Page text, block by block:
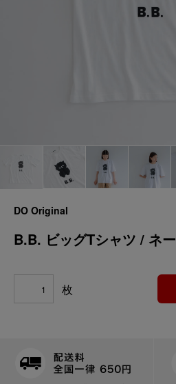
DO Original
B.B. ビッグTシャツ / ネー
枚